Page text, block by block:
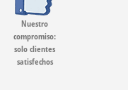
Nuestro
compromiso:
solo clientes
satisfechos